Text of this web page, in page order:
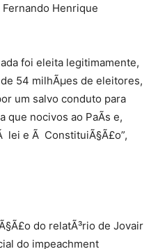
Henrique
foi eleita legitimamente,
54 milhÃµes de eleitores,
um salvo conduto para
que nocivos ao PaÃ­s e,
lei e Ã ConstituiÃ§Ã£o”,
do relatÃ³rio de Jovair
do impeachment